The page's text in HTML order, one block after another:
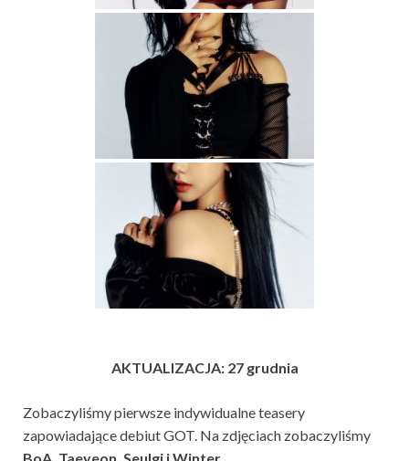
AKTUALIZACJA: 27 grudnia
Zobaczyliśmy pierwsze indywidualne teasery
zapowiadające debiut GOT. Na zdjęciach zobaczyliśmy